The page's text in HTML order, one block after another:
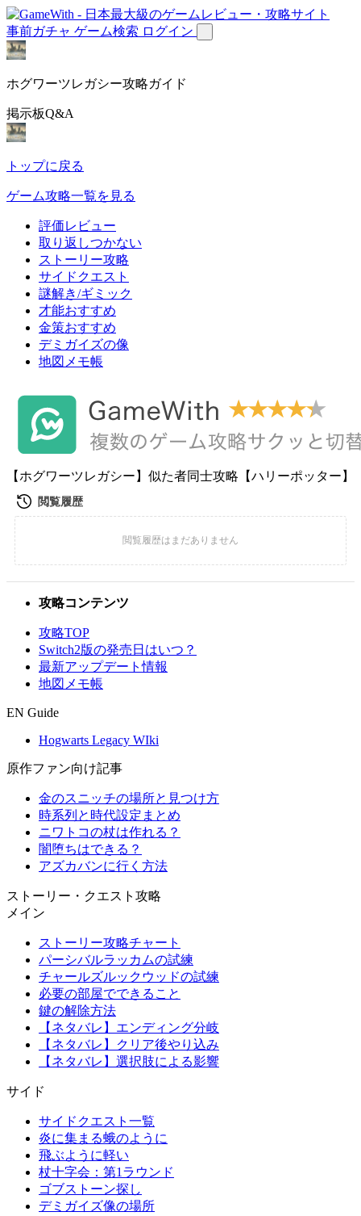
事前ガチャ ゲーム検索 ログイン
ホグワーツレガシー攻略ガイド
掲示板Q&A
トップに戻る
ゲーム攻略一覧を見る
評価レビュー
取り返しつかない
ストーリー攻略
サイドクエスト
謎解き/ギミック
才能おすすめ
金策おすすめ
デミガイズの像
地図メモ帳
【ホグワーツレガシー】似た者同士攻略【ハリーポッター】
攻略コンテンツ
攻略TOP
Switch2版の発売日はいつ？
最新アップデート情報
地図メモ帳
EN Guide
Hogwarts Legacy WIki
原作ファン向け記事
金のスニッチの場所と見つけ方
時系列と時代設定まとめ
ニワトコの杖は作れる？
闇堕ちはできる？
アズカバンに行く方法
ストーリー・クエスト攻略
メイン
ストーリー攻略チャート
パーシバルラッカムの試練
チャールズルックウッドの試練
必要の部屋でできること
鍵の解除方法
【ネタバレ】エンディング分岐
【ネタバレ】クリア後やり込み
【ネタバレ】選択肢による影響
サイド
サイドクエスト一覧
炎に集まる蛾のように
飛ぶように軽い
杖十字会：第1ラウンド
ゴブストーン探し
デミガイズ像の場所